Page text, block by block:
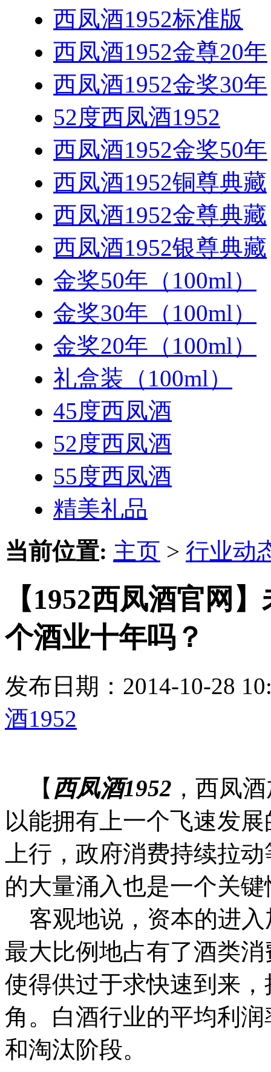
西凤酒1952标准版
西凤酒1952金尊20年
西凤酒1952金奖30年
52度西凤酒1952
西凤酒1952金奖50年
西凤酒1952铜尊典藏
西凤酒1952金尊典藏
西凤酒1952银尊典藏
金奖50年（100ml）
金奖30年（100ml）
金奖20年（100ml）
礼盒装（100ml）
45度西凤酒
52度西凤酒
55度西凤酒
精美礼品
当前位置: 主页 > 行业动
【1952西凤酒官网
个酒业十年吗？
发布日期：2014-10-28
酒1952
【 西凤酒1952 ，西凤
以能拥有上一个飞速发
上行，政府消费持续拉
的大量涌入也是一个关
客观地说，资本的进入
最大比例地占有了酒类
使得供过于求快速到来
角。白酒行业的平均利
和淘汰阶段。